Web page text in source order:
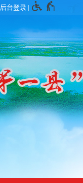
后台登录 |